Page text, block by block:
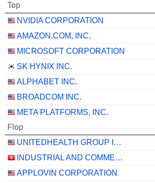
Top
NVIDIA CORPORATION
AMAZON.COM, INC.
MICROSOFT CORPORATION
SK HYNIX INC.
ALPHABET INC.
BROADCOM INC.
META PLATFORMS, INC.
Flop
UNITEDHEALTH GROUP INC.
INDUSTRIAL AND COMMERCIAL BANK OF CHINA LIMITED
APPLOVIN CORPORATION